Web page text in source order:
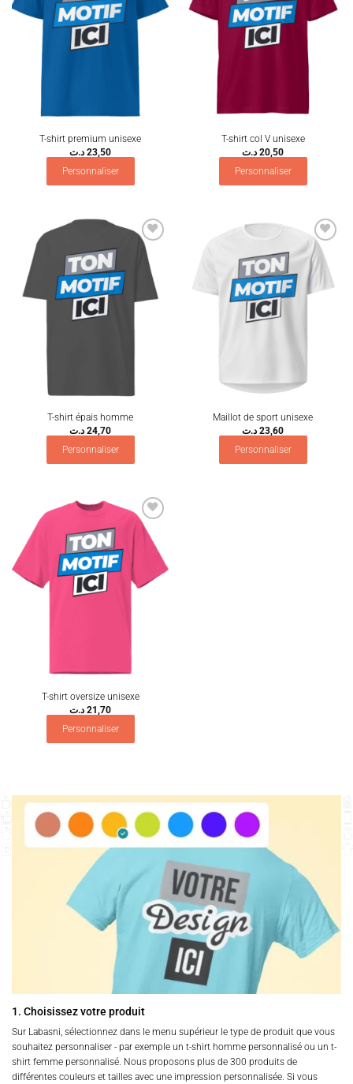
T-shirt premium unisexe
23,50 د.ت
Personnaliser
T-shirt col V unisexe
20,50 د.ت
Personnaliser
Ajouter
à la
wishlist
T-shirt épais homme
24,70 د.ت
Personnaliser
Ajouter
à la
wishlist
Maillot de sport unisexe
23,60 د.ت
Personnaliser
Ajouter
à la
wishlist
T-shirt oversize unisexe
21,70 د.ت
Personnaliser
1. Choisissez votre produit
Sur Labasni, sélectionnez dans le menu supérieur le type de produit que vous
souhaitez personnaliser - par exemple un t-shirt homme personnalisé ou un t-
shirt femme personnalisé. Nous proposons plus de 300 produits de
différentes couleurs et tailles avec une impression personnalisée. Si vous